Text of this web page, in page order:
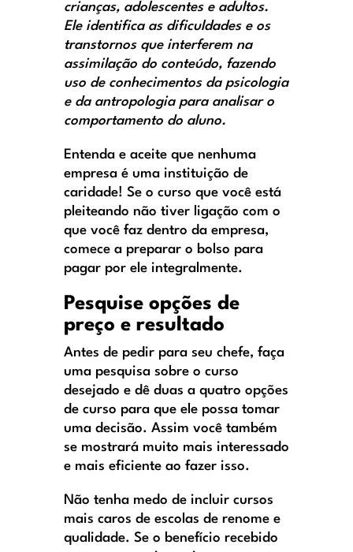
crianças, adolescentes e adultos.
Ele identifica as dificuldades e os
transtornos que interferem na
assimilação do conteúdo, fazendo
uso de conhecimentos da psicologia
e da antropologia para analisar o
comportamento do aluno.
Entenda e aceite que nenhuma
empresa é uma instituição de
caridade! Se o curso que você está
pleiteando não tiver ligação com o
que você faz dentro da empresa,
comece a preparar o bolso para
pagar por ele integralmente.
Pesquise opções de
preço e resultado
Antes de pedir para seu chefe, faça
uma pesquisa sobre o curso
desejado e dê duas a quatro opções
de curso para que ele possa tomar
uma decisão. Assim você também
se mostrará muito mais interessado
e mais eficiente ao fazer isso.
Não tenha medo de incluir cursos
mais caros de escolas de renome e
qualidade. Se o benefício recebido